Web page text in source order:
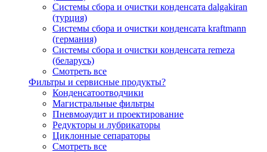
Системы сбора и очистки конденсата dalgakiran
(турция)
Системы сбора и очистки конденсата kraftmann
(германия)
Системы сбора и очистки конденсата remeza
(беларусь)
Смотреть все
Фильтры и сервисные продукты?
Конденсатоотводчики
Магистральные фильтры
Пневмоаудит и проектирование
Редукторы и лубрикаторы
Циклонные сепараторы
Смотреть все